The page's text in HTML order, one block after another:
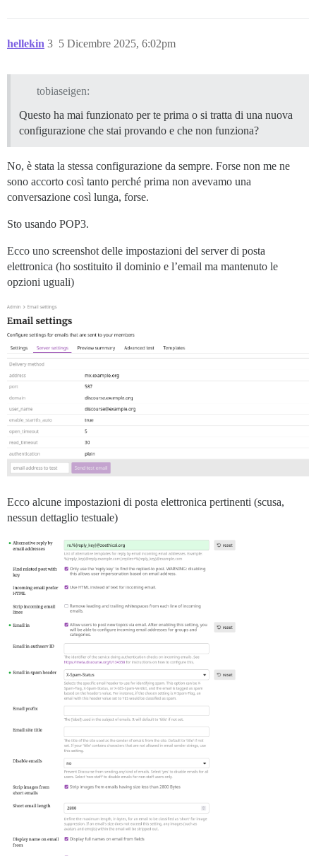
hellekin 5 Dicembre 2025, 6:02pm
3
tobiaseigen:
Questo ha mai funzionato per te prima o si tratta di una nuova
configurazione che stai provando e che non funziona?
No, è stata la stessa configurazione da sempre. Forse non me ne
sono accorto così tanto perché prima non avevamo una
conversazione così lunga, forse.
Sto usando POP3.
Ecco uno screenshot delle impostazioni del server di posta
elettronica (ho sostituito il dominio e l’email ma mantenuto le
opzioni uguali)
Ecco alcune impostazioni di posta elettronica pertinenti (scusa,
nessun dettaglio testuale)